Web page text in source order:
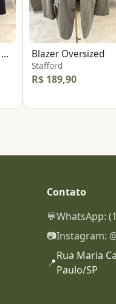
Blazer Casaqueto Tipo Tweed Blazer Oversized
Stafford
R$ 189,90
Contato
💬WhatsApp:
📷Instagram:
📍
Rua Maria
Paulo/SP